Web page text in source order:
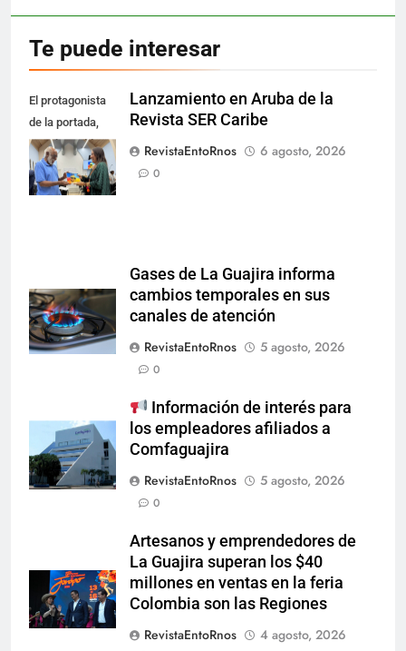
Te puede interesar
El protagonista
de la portada,
Ramón Todd
Dandaré.
Lanzamiento en Aruba de la
Revista SER Caribe
RevistaEntoRnos
6 agosto, 2026
0
Gases de La Guajira informa
cambios temporales en sus
canales de atención
RevistaEntoRnos
5 agosto, 2026
0
Información de interés para
los empleadores afiliados a
Comfaguajira
RevistaEntoRnos
5 agosto, 2026
0
Artesanos y emprendedores de
La Guajira superan los $40
millones en ventas en la feria
Colombia son las Regiones
RevistaEntoRnos
4 agosto, 2026